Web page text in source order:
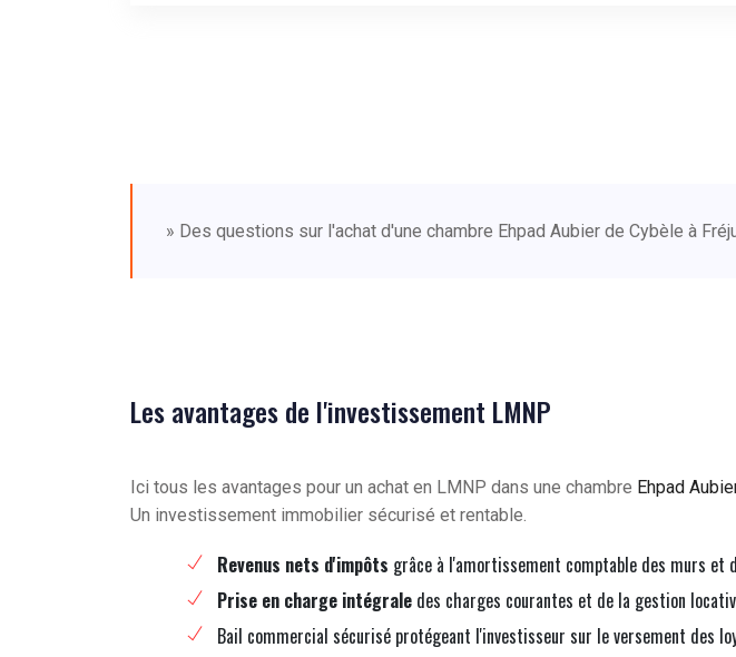
» Des questions sur l'achat d'une chambre Ehpad Aubier de Cybèle à
Les avantages de l'investissement LMNP
Ici tous les avantages pour un achat en LMNP dans une chambre Ehpad
Un investissement immobilier sécurisé et rentable.
Revenus nets d'impôts grâce à l'amortissement comptable des murs et
Prise en charge intégrale des charges courantes et de la gestion
Bail commercial sécurisé protégeant l'investisseur sur le versement des